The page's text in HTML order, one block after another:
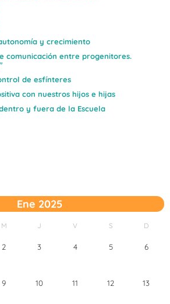
y crecimiento
comunicación entre progenitores.
de esfínteres
con nuestros hijos e hijas
y fuera de la Escuela
Ene 2025
M J V S D
2 3 4 5 6
9 10 11 12 13